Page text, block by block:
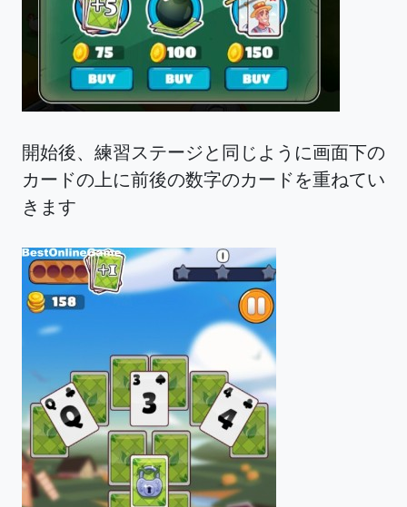
開始後、練習ステージと同じように画面下の
カードの上に前後の数字のカードを重ねてい
きます